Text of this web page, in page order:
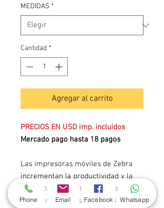
MEDIDAS *
Cantidad *
Agregar al carrito
PRECIOS EN USD imp. incluidos
Mercado pago hasta 18 pagos
Las impresoras móviles de Zebra
incrementan la productividad y la
precisión de los empleados al
permitir la impresión portátil de
Phone Email Facebook Whatsapp